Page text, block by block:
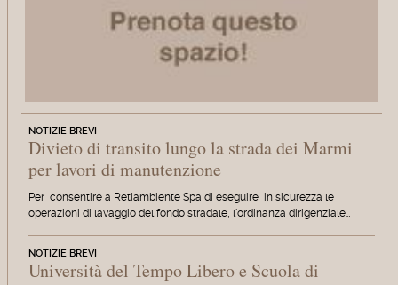
NOTIZIE BREVI
Divieto di transito lungo la strada dei Marmi
per lavori di manutenzione
Per consentire a Retiambiente Spa di eseguire in sicurezza le
operazioni di lavaggio del fondo stradale, l'ordinanza dirigenziale…
NOTIZIE BREVI
Università del Tempo Libero e Scuola di